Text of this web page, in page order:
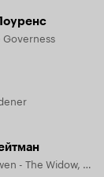
Mrs. Mary Owen - The Widow, Florence's Mother